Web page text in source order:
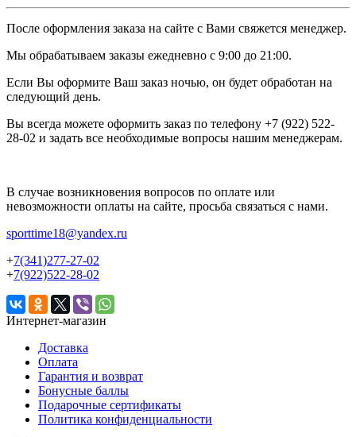
После оформления заказа на сайте с Вами свяжется менеджер.
Мы обрабатываем заказы ежедневно с 9:00 до 21:00.
Если Вы оформите Ваш заказ ночью, он будет обработан на
следующий день.
Вы всегда можете оформить заказ по телефону +7 (922) 522-
28-02 и задать все необходимые вопросы нашим менеджерам.
В случае возникновения вопросов по оплате или
невозможности оплаты на сайте, просьба связаться с нами.
sporttime18@yandex.ru
+7(341)277-27-02
+7(922)522-28-02
Интернет-магазин
Доставка
Оплата
Гарантия и возврат
Бонусные баллы
Подарочные сертификаты
Политика конфиденциальности